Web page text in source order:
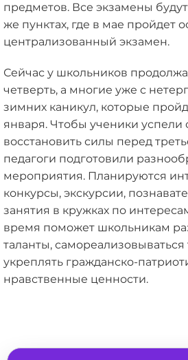
предметов. Все экзамены
же пунктах, где в мае пройдет
централизованный экзамен.
Сейчас у школьников
четверть, а многие уже с
зимних каникул, которые
января. Чтобы ученики успели
восстановить силы перед
педагоги подготовили
мероприятия. Планируются
конкурсы, экскурсии,
занятия в кружках по
время поможет школьникам
таланты, самореализовываться
укреплять гражданско-
нравственные ценности.